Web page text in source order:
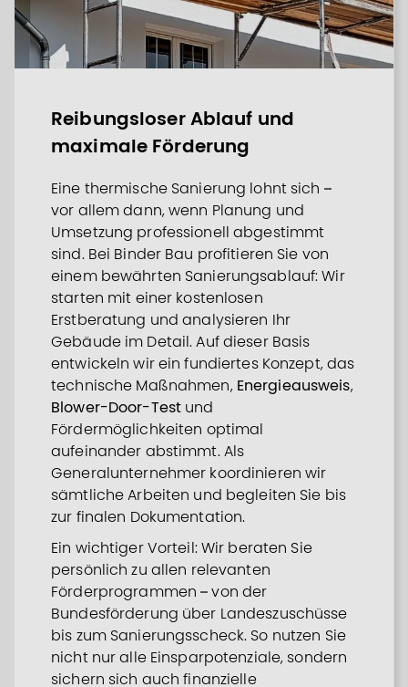
Reibungsloser Ablauf und
maximale Förderung
Eine thermische Sanierung lohnt sich –
vor allem dann, wenn Planung und
Umsetzung professionell abgestimmt
sind. Bei Binder Bau profitieren Sie von
einem bewährten Sanierungsablauf: Wir
starten mit einer kostenlosen
Erstberatung und analysieren Ihr
Gebäude im Detail. Auf dieser Basis
entwickeln wir ein fundiertes Konzept, das
technische Maßnahmen, Energieausweis,
Blower-Door-Test und
Fördermöglichkeiten optimal
aufeinander abstimmt. Als
Generalunternehmer koordinieren wir
sämtliche Arbeiten und begleiten Sie bis
zur finalen Dokumentation.
Ein wichtiger Vorteil: Wir beraten Sie
persönlich zu allen relevanten
Förderprogrammen – von der
Bundesförderung über Landeszuschüsse
bis zum Sanierungsscheck. So nutzen Sie
nicht nur alle Einsparpotenziale, sondern
sichern sich auch finanzielle